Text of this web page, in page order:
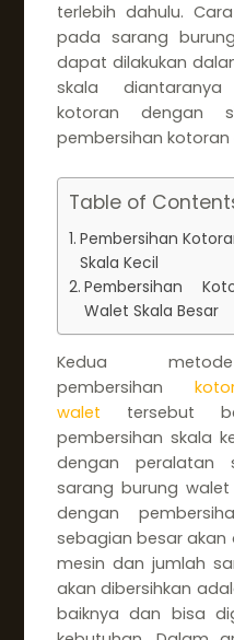
terlebih dahulu.
pada sarang
dapat dilakukan
skala
kotoran dengan
pembersihan
Table of
Pembersihan
Skala Kecil
Pembersihan
Walet Skala Besar
Kedua
pembersihan
walet tersebut
pembersihan skala
dengan peralatan
sarang burung
dengan
sebagian besar
mesin dan jumlah
akan dibersihkan
baiknya dan bisa